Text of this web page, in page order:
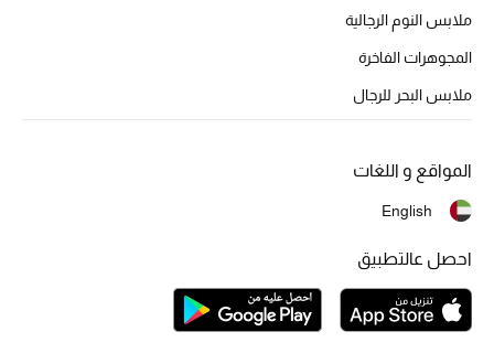
جميع الملابس النسائية
جميع الحقائب النسائية
جميع الإكسسورات النسائية
موضة نسائية
تسوقوا للنساء
ملابس النوم الرجالية
المجوهرات الفاخرة
ملابس البحر للرجال
المواقع و اللغات
English
احصل عالتطبيق